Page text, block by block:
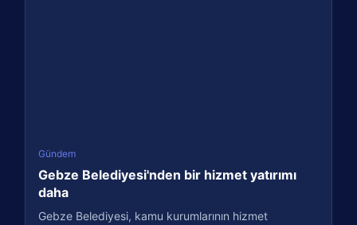
Gündem
Gebze Belediyesi'nden bir hizmet yatırımı
daha
Gebze Belediyesi, kamu kurumlarının hizmet